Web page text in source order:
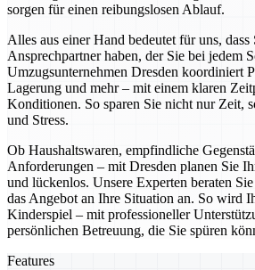
sorgen für einen reibungslosen Ablauf.
Alles aus einer Hand bedeutet für uns, dass
Ansprechpartner haben, der Sie bei jedem
Umzugsunternehmen Dresden koordiniert
Lagerung und mehr – mit einem klaren
Konditionen. So sparen Sie nicht nur Zeit,
und Stress.
Ob Haushaltswaren, empfindliche
Anforderungen – mit Dresden planen Sie
und lückenlos. Unsere Experten beraten
das Angebot an Ihre Situation an. So wird
Kinderspiel – mit professioneller
persönlichen Betreuung, die Sie spüren
Features